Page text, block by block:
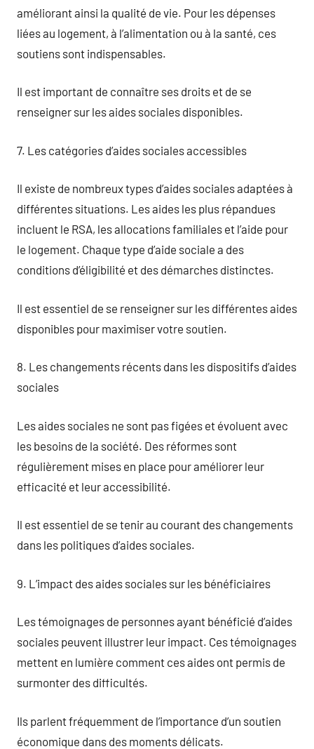
améliorant ainsi la qualité de vie. Pour les dépenses
liées au logement, à l’alimentation ou à la santé, ces
soutiens sont indispensables.
Il est important de connaître ses droits et de se
renseigner sur les aides sociales disponibles.
7. Les catégories d’aides sociales accessibles
Il existe de nombreux types d’aides sociales adaptées à
différentes situations. Les aides les plus répandues
incluent le RSA, les allocations familiales et l’aide pour
le logement. Chaque type d’aide sociale a des
conditions d’éligibilité et des démarches distinctes.
Il est essentiel de se renseigner sur les différentes aides
disponibles pour maximiser votre soutien.
8. Les changements récents dans les dispositifs d’aides
sociales
Les aides sociales ne sont pas figées et évoluent avec
les besoins de la société. Des réformes sont
régulièrement mises en place pour améliorer leur
efficacité et leur accessibilité.
Il est essentiel de se tenir au courant des changements
dans les politiques d’aides sociales.
9. L’impact des aides sociales sur les bénéficiaires
Les témoignages de personnes ayant bénéficié d’aides
sociales peuvent illustrer leur impact. Ces témoignages
mettent en lumière comment ces aides ont permis de
surmonter des difficultés.
Ils parlent fréquemment de l’importance d’un soutien
économique dans des moments délicats.